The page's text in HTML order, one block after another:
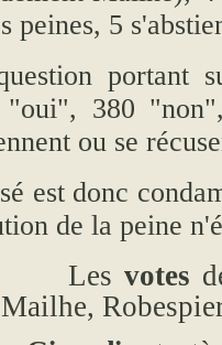
peines, 5
portant
"oui", 380
ou se
est donc
de la peine
Les votes
Mailhe,